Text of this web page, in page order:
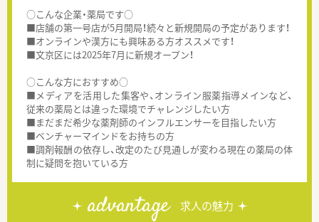
○こんな企業・薬局です○
■店舗の第一号店が5月開局！続々と新規開局の予定があります！
■オンラインや漢方にも興味ある方オススメです！
■文京区には2025年7月に新規オープン！
○こんな方におすすめ○
■メディアを活用した集客や、オンライン服薬指導メインなど、
従来の薬局とは違った環境でチャレンジしたい方
■まだまだ希少な薬剤師のインフルエンサーを目指したい方
■ベンチャーマインドをお持ちの方
■調剤報酬の依存し、改定のたび見通しが変わる現在の薬局の体
制に疑問を抱いている方
advantage 求人の魅力